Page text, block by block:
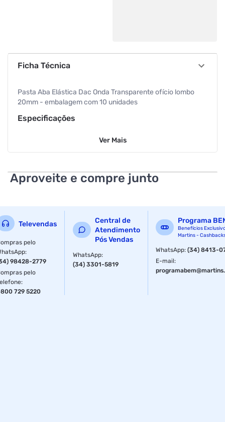
Ficha Técnica
Pasta Aba Elástica Dac Onda Transparente ofício lombo
20mm - embalagem com 10 unidades
Especificações
Ver Mais
Aproveite e compre junto
Televendas
pelo
:
98428-2779
pelo
:
729 5220
Central de
Atendimento
Pós Vendas
WhatsApp:
(34) 3301-5819
Programa
Benefícios
Martins -
WhatsApp:(34) 8413-
E-mail: